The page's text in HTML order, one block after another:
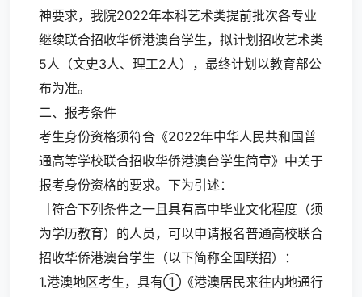
神要求，我院2022年本科艺术类提前批次各专业
继续联合招收华侨港澳台学生，拟计划招收艺术类
5人（文史3人、理工2人），最终计划以教育部公
布为准。
二、报考条件
考生身份资格须符合《2022年中华人民共和国普
通高等学校联合招收华侨港澳台学生简章》中关于
报考身份资格的要求。下为引述：
［符合下列条件之一且具有高中毕业文化程度（须
为学历教育）的人员，可以申请报名普通高校联合
招收华侨港澳台学生（以下简称全国联招）：
1.港澳地区考生，具有①《港澳居民来往内地通行